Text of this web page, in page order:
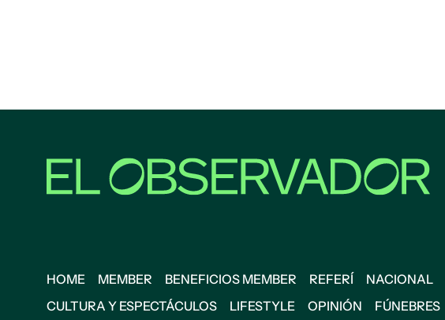
HOME MEMBER BENEFICIOS MEMBER REFERÍ NACIONAL
CULTURA Y ESPECTÁCULOS
LIFESTYLE OPINIÓN FÚNEBRES